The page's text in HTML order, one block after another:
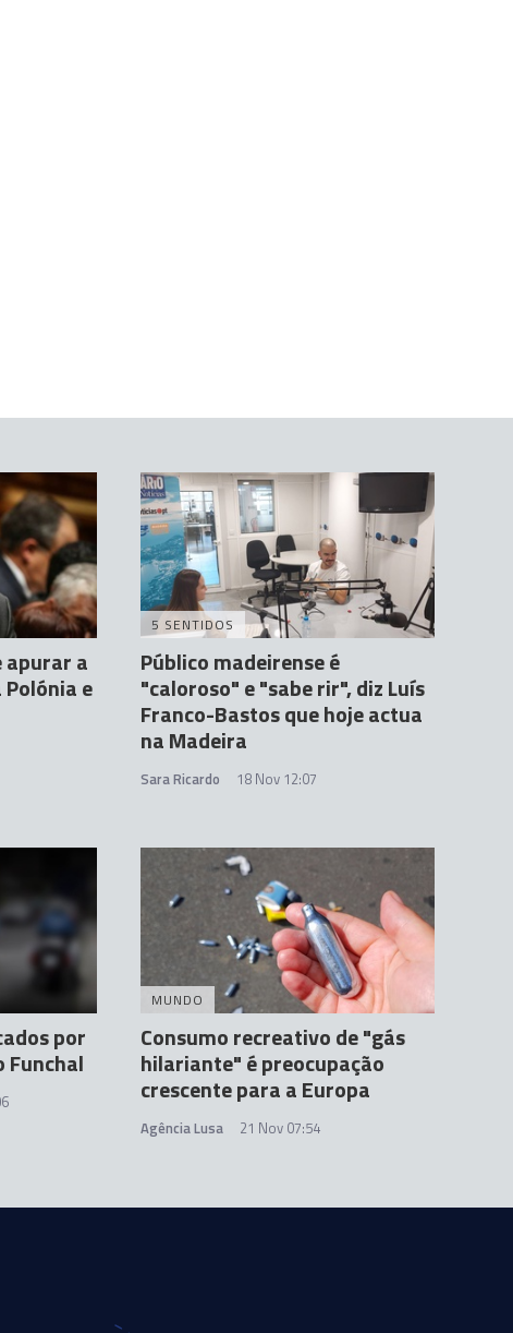
apurar a
e
5 SENTIDOS
Público madeirense é
"caloroso" e "sabe rir", diz Luís
Franco-Bastos que hoje actua
na Madeira
Sara Ricardo 18 Nov 12:07
por
Funchal
MUNDO
Consumo recreativo de "gás
hilariante" é preocupação
crescente para a Europa
Agência Lusa 21 Nov 07:54